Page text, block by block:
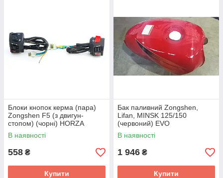
Блоки кнопок керма (пара)
Zongshen F5 (з двигун-
стопом) (чорні) HORZA
В наявності
558 ₴
Купити
Бак паливний Zongshen,
Lifan, MINSK 125/150
(червоний) EVO
В наявності
1 946 ₴
Купити